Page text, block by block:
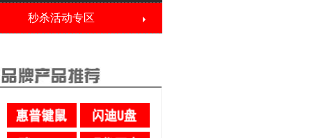
秒杀活动专区